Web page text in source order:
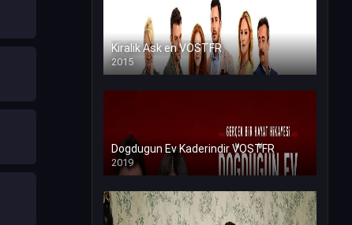
Kiralik Ask en VOSTFR
2015
Dogdugun Ev Kaderindir VOSTFR
2019